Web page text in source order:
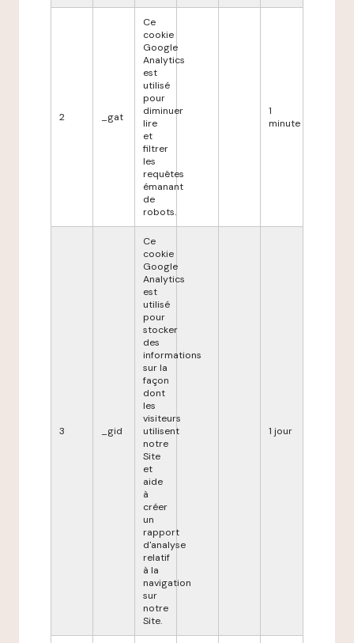
2 _gat
Ce
cookie
Google
Analytics
est
utilisé
pour
diminuer
lire
et
filtrer
les
requêtes
émanant
de
robots.
1
minute
3 _gid
Ce
cookie
Google
Analytics
est
utilisé
pour
stocker
des
informations
sur la
façon
dont
les
visiteurs
utilisent
notre
Site
et
aide
à
créer
un
rapport
d'analyse
relatif
à la
navigation
sur
notre
Site.
1 jour